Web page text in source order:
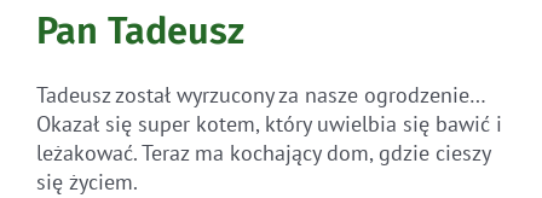
Pan Tadeusz
Tadeusz został wyrzucony za nasze ogrodzenie…
Okazał się super kotem, który uwielbia się bawić i
leżakować. Teraz ma kochający dom, gdzie cieszy
się życiem.